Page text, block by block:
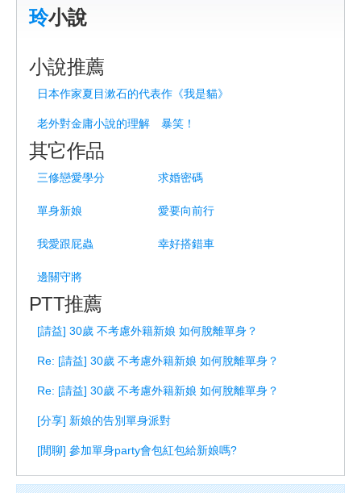
玲小說
小說推薦
日本作家夏目漱石的代表作《我是貓》
老外對金庸小說的理解 暴笑！
其它作品
三修戀愛學分 求婚密碼
單身新娘 愛要向前行
我愛跟屁蟲 幸好搭錯車
邊關守將
PTT推薦
[請益] 30歲 不考慮外籍新娘 如何脫離單身？
Re: [請益] 30歲 不考慮外籍新娘 如何脫離單身？
Re: [請益] 30歲 不考慮外籍新娘 如何脫離單身？
[分享] 新娘的告別單身派對
[閒聊] 參加單身party會包紅包給新娘嗎?